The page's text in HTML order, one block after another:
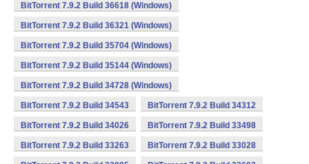
BitTorrent 7.9.2 Build 36618 (Windows)
BitTorrent 7.9.2 Build 36321 (Windows)
BitTorrent 7.9.2 Build 35704 (Windows)
BitTorrent 7.9.2 Build 35144 (Windows)
BitTorrent 7.9.2 Build 34728 (Windows)
BitTorrent 7.9.2 Build 34543 BitTorrent 7.9.2 Build 34312
BitTorrent 7.9.2 Build 34026 BitTorrent 7.9.2 Build 33498
BitTorrent 7.9.2 Build 33263 BitTorrent 7.9.2 Build 33028